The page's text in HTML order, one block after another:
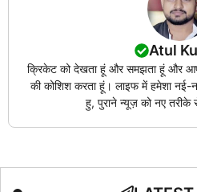
Atul
क्रिकेट को देखता हूं और समझता हूं और
की कोशिश करता हूं। लाइफ में हमेशा नई-
हु, पुराने न्यूज़ को नए